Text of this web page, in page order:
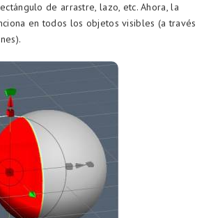
de arrastre, lazo, etc. Ahora, la
en todos los objetos visibles (a través